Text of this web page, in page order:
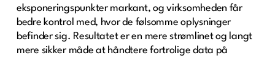
eksponeringspunkter markant, og virksomheden får
bedre kontrol med, hvor de følsomme oplysninger
befinder sig. Resultatet er en mere strømlinet og langt
mere sikker måde at håndtere fortrolige data på